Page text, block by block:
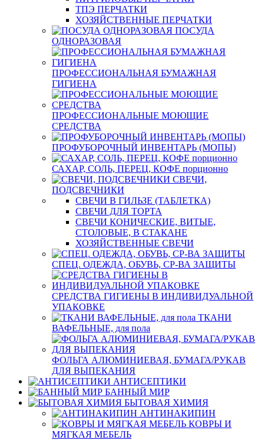
ТПЭ ПЕРЧАТКИ
ХОЗЯЙСТВЕННЫЕ ПЕРЧАТКИ
ПОСУДА
ОДНОРАЗОВАЯ
ПРОФЕССИОНАЛЬНАЯ БУМАЖНАЯ
ГИГИЕНА
ПРОФЕССИОНАЛЬНЫЕ МОЮЩИЕ
СРЕДСТВА
ПРОФУБОРОЧНЫЙ ИНВЕНТАРЬ (МОПЫ)
САХАР, СОЛЬ, ПЕРЕЦ, КОФЕ порционно
СВЕЧИ,
ПОДСВЕЧНИКИ
СВЕЧИ В ГИЛЬЗЕ (ТАБЛЕТКА)
СВЕЧИ ДЛЯ ТОРТА
СВЕЧИ КОНИЧЕСКИЕ, ВИТЫЕ,
СТОЛОВЫЕ, В СТАКАНЕ
ХОЗЯЙСТВЕННЫЕ СВЕЧИ
СПЕЦ. ОДЕЖДА, ОБУВЬ, СР-ВА ЗАЩИТЫ
СРЕДСТВА ГИГИЕНЫ В ИНДИВИДУАЛЬНОЙ
УПАКОВКЕ
ТКАНИ
ВАФЕЛЬНЫЕ, для пола
ФОЛЬГА АЛЮМИНИЕВАЯ, БУМАГА/РУКАВ
ДЛЯ ВЫПЕКАНИЯ
АНТИСЕПТИКИ
БАННЫЙ МИР
БЫТОВАЯ ХИМИЯ
АНТИНАКИПИН
КОВРЫ И
МЯГКАЯ МЕБЕЛЬ